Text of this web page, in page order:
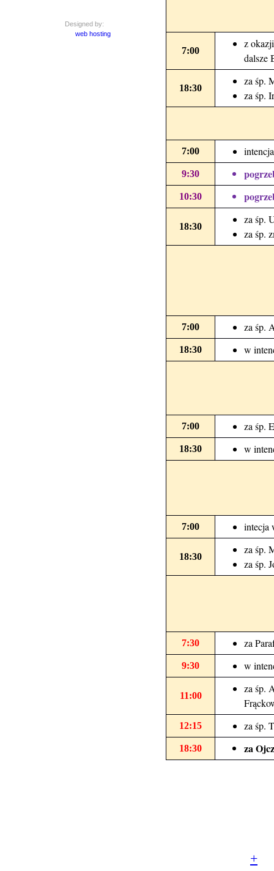
Designed by:
web hosting
7:00
z
dalsze
18:30
za śp.
za śp.
7:00
9:30
10:30
18:30
za śp.
za śp.
7:00 za śp.
18:30 w
7:00 za śp.
18:30 w
7:00 intecja
18:30
za śp.
za śp.
7:30 za
9:30 w
11:00
za śp.
12:15 za śp.
18:30 za
+